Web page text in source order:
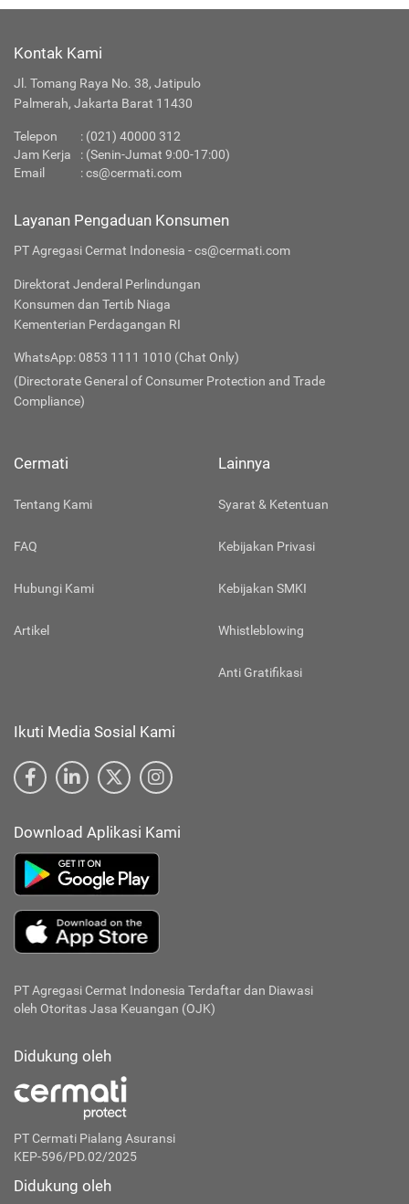
Kontak Kami
Jl. Tomang Raya No. 38, Jatipulo
Palmerah, Jakarta Barat 11430
Telepon : (021) 40000 312
Jam Kerja
: (Senin-Jumat 9:00-17:00)
Email
:cs@cermati.com
Layanan Pengaduan Konsumen
PT Agregasi Cermat Indonesia - cs@cermati.com
Direktorat Jenderal Perlindungan
Konsumen dan Tertib Niaga
Kementerian Perdagangan RI
WhatsApp: 0853 1111 1010 (Chat Only)
(Directorate General of Consumer Protection and Trade
Compliance)
Cermati
Tentang Kami
FAQ
Hubungi Kami
Artikel
Lainnya
Syarat & Ketentuan
Kebijakan Privasi
Kebijakan SMKI
Whistleblowing
Anti Gratifikasi
Ikuti Media Sosial Kami
Download Aplikasi Kami
PT Agregasi Cermat Indonesia Terdaftar dan Diawasi
oleh Otoritas Jasa Keuangan (OJK)
Didukung oleh
PT Cermati Pialang Asuransi
KEP-596/PD.02/2025
Didukung oleh